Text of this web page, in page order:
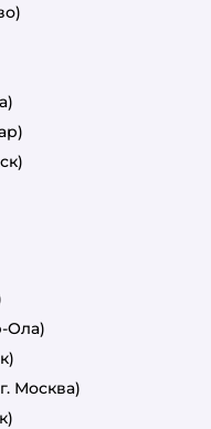
Ола)
Москва)